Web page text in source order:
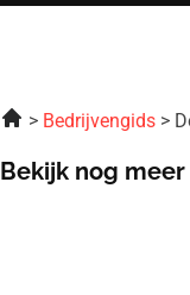
Bedrijvengids
Bekijk nog